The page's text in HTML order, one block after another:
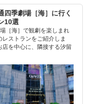
四季劇場［海］に行く
10選
［海］で観劇を楽しまれ
ストランをご紹介しま
を中心に、隣接する汐留